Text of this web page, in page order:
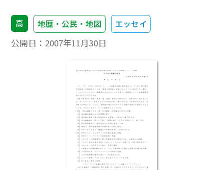
高 地歴・公民・地図 エッセイ
公開日： 2007年11月30日